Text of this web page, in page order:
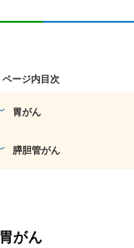
ページ内目次
胃がん
膵胆管がん
胃がん